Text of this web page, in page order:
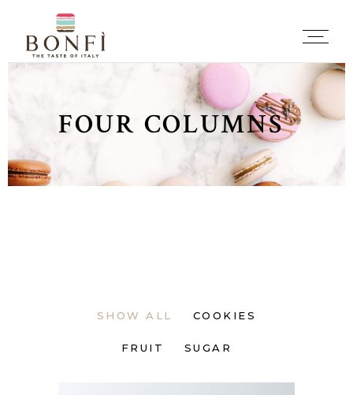
FOUR COLUMNS
SHOW ALL COOKIES
FRUIT SUGAR